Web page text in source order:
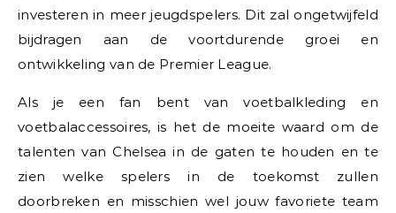
investeren in meer jeugdspelers. Dit zal ongetwijfeld
bijdragen aan de voortdurende groei en
ontwikkeling van de Premier League.
Als je een fan bent van voetbalkleding en
voetbalaccessoires, is het de moeite waard om de
talenten van Chelsea in de gaten te houden en te
zien welke spelers in de toekomst zullen
doorbreken en misschien wel jouw favoriete team